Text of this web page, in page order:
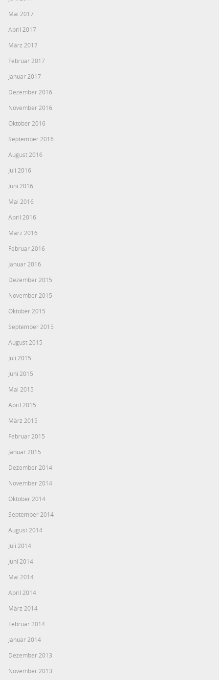
Mai 2017
April 2017
März 2017
Februar 2017
Januar 2017
Dezember 2016
November 2016
Oktober 2016
September 2016
August 2016
Juli 2016
Juni 2016
Mai 2016
April 2016
März 2016
Februar 2016
Januar 2016
Dezember 2015
November 2015
Oktober 2015
September 2015
August 2015
Juli 2015
Juni 2015
Mai 2015
April 2015
März 2015
Februar 2015
Januar 2015
Dezember 2014
November 2014
Oktober 2014
September 2014
August 2014
Juli 2014
Juni 2014
Mai 2014
April 2014
März 2014
Februar 2014
Januar 2014
Dezember 2013
November 2013